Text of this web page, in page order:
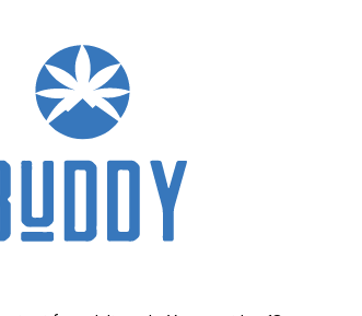
souple pour les produits CBD avec < 0,2
»
» (Novel Food). Cela signifie que tout
marché grâce à une certaine tolérance ou en
dans les cosmétiques (crèmes, baumes,